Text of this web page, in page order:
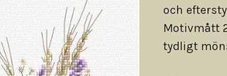
och
Motivmått
tydligt